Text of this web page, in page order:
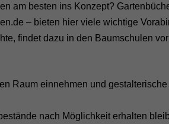
am besten ins Konzept?
– bieten hier viele wichtige
findet dazu in den Baumschulen
Raum einnehmen und gestalterische
nach Möglichkeit erhalten